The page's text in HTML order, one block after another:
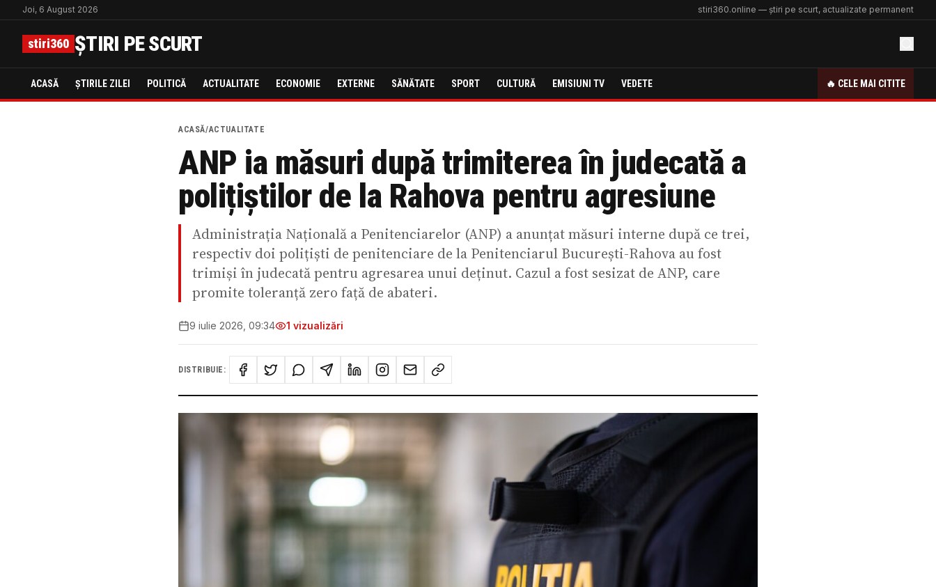
Joi, 6 August 2026 stiri360.online — știri pe scurt, actualizate permanent
stiri360 ȘTIRI PE SCURT
ACASĂ ȘTIRILE ZILEI POLITICĂ ACTUALITATE ECONOMIE EXTERNE SĂNĂTATE SPORT CULTURĂ EMISIUNI TV VEDETE 🔥 CELE MAI CITITE
ACASĂ/ACTUALITATE
ANP ia măsuri după trimiterea în judecată a
polițiștilor de la Rahova pentru agresiune
Administrația Națională a Penitenciarelor (ANP) a anunțat măsuri interne după ce trei,
respectiv doi polițiști de penitenciare de la Penitenciarul București-Rahova au fost
trimiși în judecată pentru agresarea unui deținut. Cazul a fost sesizat de ANP, care
promite toleranță zero față de abateri.
9 iulie 2026, 09:34 1 vizualizări
DISTRIBUIE: